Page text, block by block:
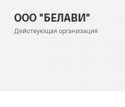
ООО "БЕЛАВИ"
Действующая организация